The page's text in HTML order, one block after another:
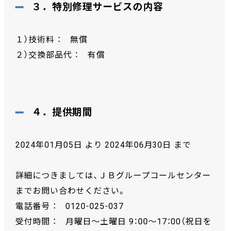
３．特別修理サービスの内容
１）技術料 ： 無償
２）交換部品代 ： 有償
４．提供期間
2024年01月05日 より 2024年06月30日 まで
詳細につきましては、ＪＢグループコールセンター
までお問い合わせください。
電話番号 ： 0120-025-037
受付時間 ： 月曜日～土曜日 9：00～17：00（祝日を